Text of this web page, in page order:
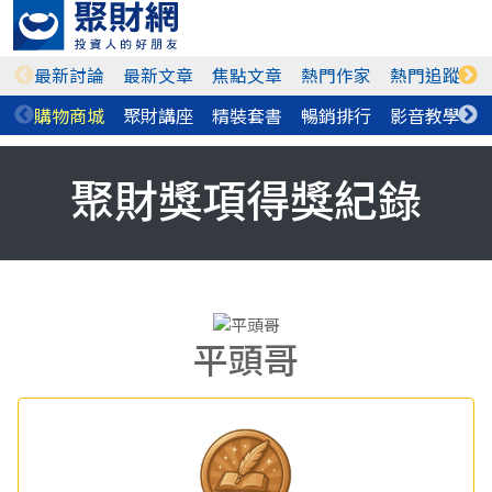
最新討論 最新文章 焦點文章 熱門作家 熱門追蹤
購物商城 聚財講座 精裝套書 暢銷排行 影音教學
聚財獎項得獎紀錄
平頭哥